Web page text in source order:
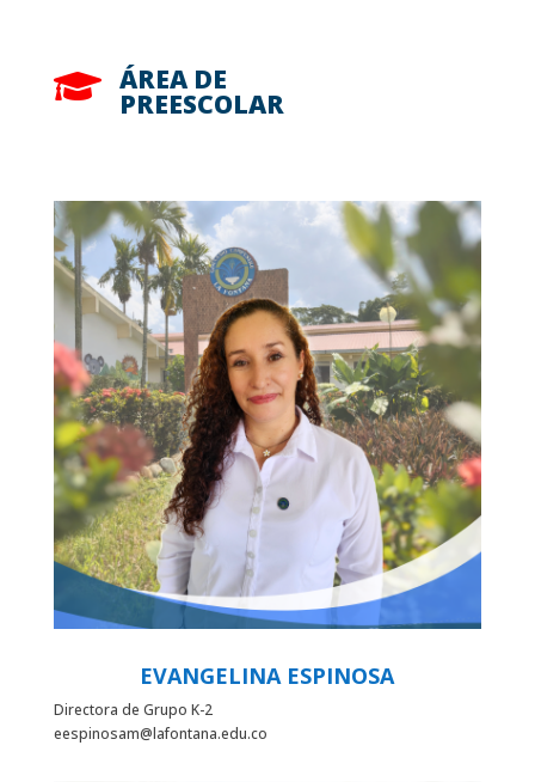
 ÁREA DE
PREESCOLAR
EVANGELINA ESPINOSA
Directora de Grupo K-2
eespinosam@lafontana.edu.co